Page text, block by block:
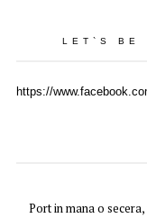
LET`S BE
https://
Port in mana o